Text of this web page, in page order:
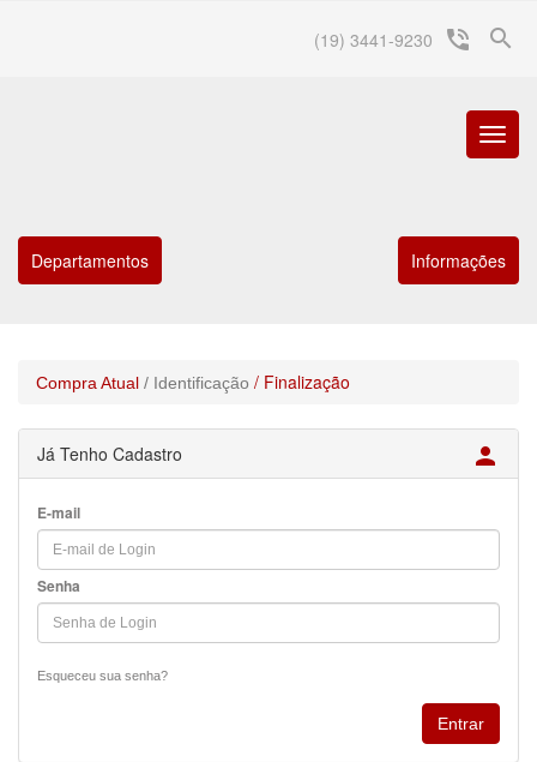
search
(19) 3441-9230 phone_in_talk
Menu
Departamentos Informações
Compra Atual / Identificação / Finalização
Já Tenho Cadastro 
E-mail
Senha
Esqueceu sua senha?